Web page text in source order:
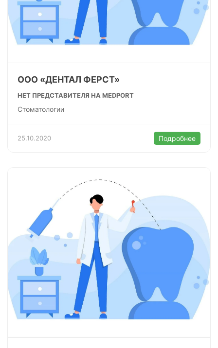
ООО «ДЕНТАЛ ФЕРСТ»
НЕТ ПРЕДСТАВИТЕЛЯ НА MEDPORT
Стоматологии
25.10.2020 Подробнее